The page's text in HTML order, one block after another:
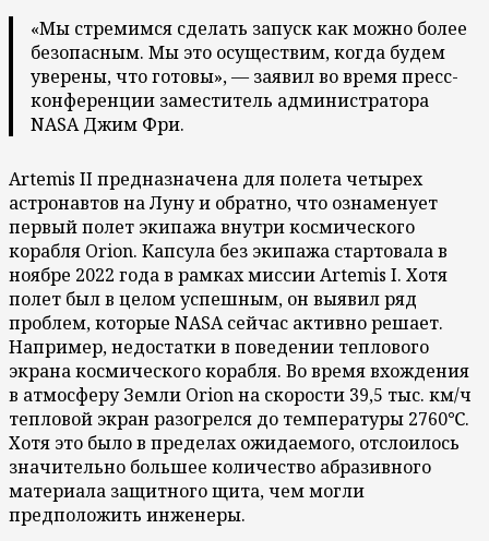
«Мы стремимся сделать запуск как можно более
безопасным. Мы это осуществим, когда будем
уверены, что готовы», — заявил во время пресс-
конференции заместитель администратора
NASA Джим Фри.
Artemis II предназначена для полета четырех
астронавтов на Луну и обратно, что ознаменует
первый полет экипажа внутри космического
корабля Orion. Капсула без экипажа стартовала в
ноябре 2022 года в рамках миссии Artemis I. Хотя
полет был в целом успешным, он выявил ряд
проблем, которые NASA сейчас активно решает.
Например, недостатки в поведении теплового
экрана космического корабля. Во время вхождения
в атмосферу Земли Orion на скорости 39,5 тыс. км/ч
тепловой экран разогрелся до температуры 2760℃.
Хотя это было в пределах ожидаемого, отслоилось
значительно большее количество абразивного
материала защитного щита, чем могли
предположить инженеры.